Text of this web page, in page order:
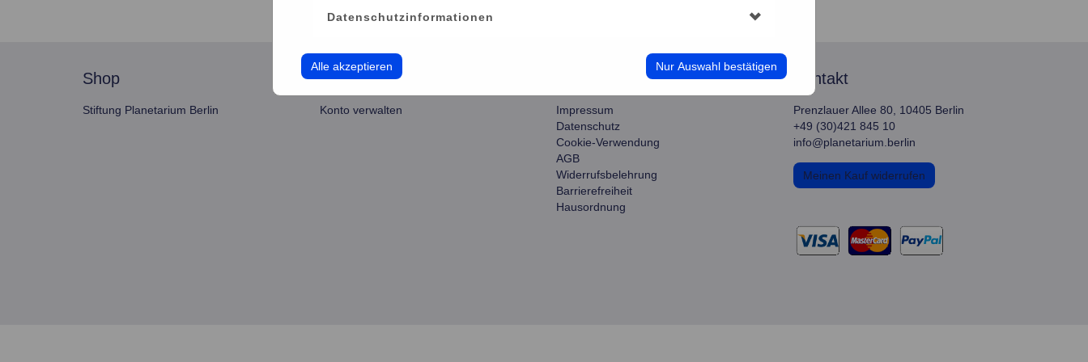
Datenschutzinformationen
Alle akzeptieren Nur Auswahl bestätigen
shop
Stiftung Planetarium Berlin
service
Konto verwalten
Impressum
Datenschutz
Cookie-Verwendung
AGB
Widerrufsbelehrung
Barrierefreiheit
Hausordnung
kontakt
Prenzlauer Allee 80, 10405 Berlin
+49 (30)421 845 10
info@planetarium.berlin
Meinen Kauf widerrufen